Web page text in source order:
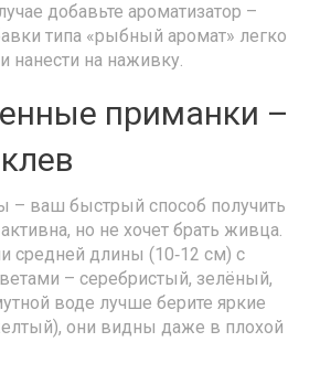
добавьте ароматизатор –
типа «рыбный аромат» легко
нанести на наживку.
приманки –
– ваш быстрый способ получить
но не хочет брать живца.
средней длины (10‑12 см) с
– серебристый, зелёный,
воде лучше берите яркие
они видны даже в плохой